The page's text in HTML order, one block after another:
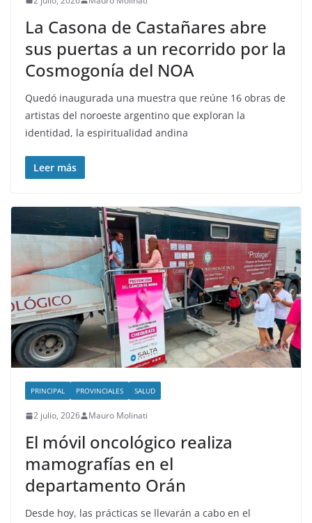
La Casona de Castañares abre
sus puertas a un recorrido por la
Cosmogonía del NOA
Quedó inaugurada una muestra que reúne 16 obras de
artistas del noroeste argentino que exploran la
identidad, la espiritualidad andina
Leer más
PRINCIPAL PROVINCIALES SALUD
2 julio, 2026 Mauro Molinati
El móvil oncológico realiza
mamografías en el
departamento Orán
Desde hoy, las prácticas se llevarán a cabo en el